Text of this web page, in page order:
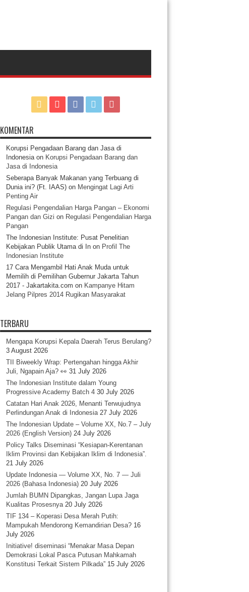
KOMENTAR
Korupsi Pengadaan Barang dan Jasa di
Indonesiaon Korupsi Pengadaan Barang dan
Jasa di Indonesia
Seberapa Banyak Makanan yang Terbuang di
Dunia ini? (Ft. IAAS)on Mengingat Lagi Arti
Penting Air
Regulasi Pengendalian Harga Pangan – Ekonomi
Pangan dan Gizi on Regulasi Pengendalian Harga
Pangan
The Indonesian Institute: Pusat Penelitian
Kebijakan Publik Utama di Inon Profil The
Indonesian Institute
17 Cara Mengambil Hati Anak Muda untuk
Memilih di Pemilihan Gubernur Jakarta Tahun
2017 - Jakartakita.com on Kampanye Hitam
Jelang Pilpres 2014 Rugikan Masyarakat
TERBARU
Mengapa Korupsi Kepala Daerah Terus Berulang?
3 August 2026
TII Biweekly Wrap: Pertengahan hingga Akhir
Juli, Ngapain Aja? 👀 31 July 2026
The Indonesian Institute dalam Young
Progressive Academy Batch 4 30 July 2026
Catatan Hari Anak 2026, Menanti Terwujudnya
Perlindungan Anak di Indonesia 27 July 2026
The Indonesian Update – Volume XX, No.7 – July
2026 (English Version) 24 July 2026
Policy Talks Diseminasi “Kesiapan-Kerentanan
Iklim Provinsi dan Kebijakan Iklim di Indonesia”.
21 July 2026
Update Indonesia — Volume XX, No. 7 — Juli
2026 (Bahasa Indonesia) 20 July 2026
Jumlah BUMN Dipangkas, Jangan Lupa Jaga
Kualitas Prosesnya 20 July 2026
TIF 134 – Koperasi Desa Merah Putih:
Mampukah Mendorong Kemandirian Desa? 16
July 2026
Initiative! diseminasi “Menakar Masa Depan
Demokrasi Lokal Pasca Putusan Mahkamah
Konstitusi Terkait Sistem Pilkada” 15 July 2026